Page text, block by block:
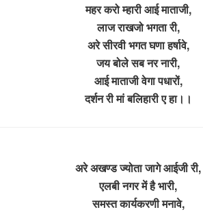
महर करो म्हारी आई माताजी,
लाज राखजो भगता री,
अरे सीरवी भगत घणा हर्षावे,
जय बोले सब नर नारी,
आई माताजी वेगा पधारों,
दर्शन री मां बलिहारी ए हा।।
अरे अखण्ड ज्योता जागे आईजी री,
एलबी नगर में है भारी,
समस्त कार्यकरणी मनावे,